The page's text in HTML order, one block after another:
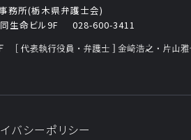
務所(栃木県弁護士会)
生命ビル9F 028-600-3411
バシーポリシー